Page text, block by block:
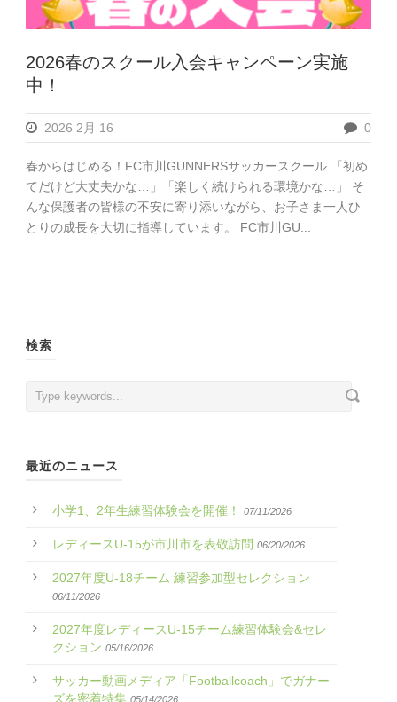
2026春のスクール入会キャンペーン実施
中！
2026 2月 16 0
春からはじめる！FC市川GUNNERSサッカースクール 「初め
てだけど大丈夫かな…」「楽しく続けられる環境かな…」 そ
んな保護者の皆様の不安に寄り添いながら、お子さま一人ひ
とりの成長を大切に指導しています。 FC市川GU...
検索
最近のニュース
小学1、2年生練習体験会を開催！ 07/11/2026
レディースU-15が市川市を表敬訪問 06/20/2026
2027年度U-18チーム 練習参加型セレクション
06/11/2026
2027年度レディースU-15チーム練習体験会&セレ
クション 05/16/2026
サッカー動画メディア「Footballcoach」でガナー
ズを密着特集 05/14/2026